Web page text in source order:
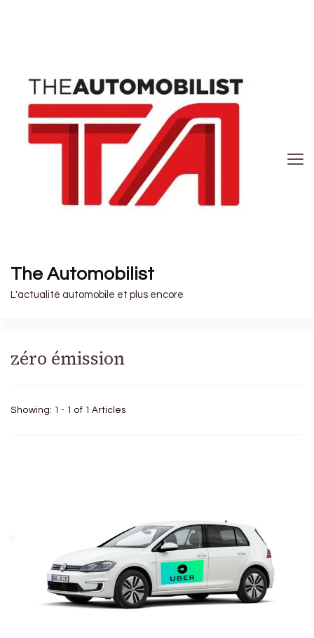
The Automobilist
L'actualité automobile et plus encore
zéro émission
Showing: 1 - 1 of 1 Articles